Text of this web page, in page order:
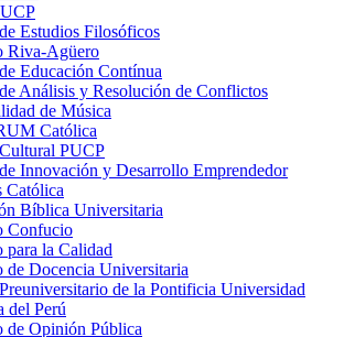
Estudios Filosóficos
Riva-Agüero
Educación Contínua
Análisis y Resolución de Conflictos
de Música
Católica
PUCP
Innovación y Desarrollo Emprendedor
Católica
Bíblica Universitaria
Confucio
para la Calidad
de Docencia Universitaria
de la Pontificia Universidad
del Perú
de Opinión Pública